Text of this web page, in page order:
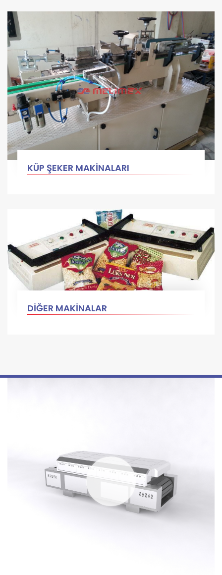
KÜP ŞEKER MAKİNALARI
DİĞER MAKİNALAR